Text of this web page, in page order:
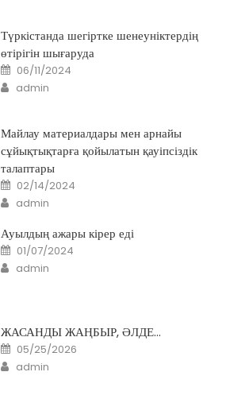
Түркістанда шегіртке шенеуніктердің
өтірігін шығаруда
Posted
on
06/11/2024
Author
admin
Майлау материалдары мен арнайы
сұйықтықтарға қойылатын қауіпсіздік
талаптары
Posted
on
02/14/2024
Author
admin
Ауылдың ажары кірер еді
Posted
on
01/07/2024
Author
admin
ЖАСАНДЫ ЖАҢБЫР, ӘЛДЕ…
Posted
on
05/25/2026
Author
admin